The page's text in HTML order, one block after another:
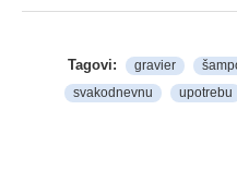
Tagovi: gravier
svakodnevnu
upotrebu